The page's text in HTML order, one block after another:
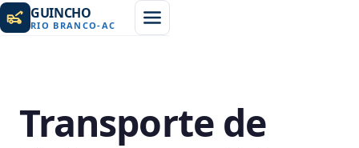
GUINCHO
RIO BRANCO-AC
Transporte de